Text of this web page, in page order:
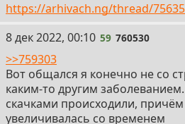
https://arhivach.ng/thread/
59
8 дек 2022, 00:10 59 760530
>>759303
Вот общался я конечно не со
каким-то другим
скачками происходили, причём
увеличивалась со временем